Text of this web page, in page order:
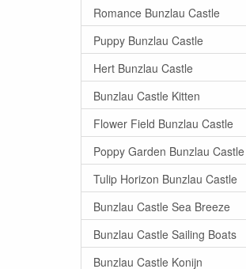
Romance Bunzlau Castle
Puppy Bunzlau Castle
Hert Bunzlau Castle
Bunzlau Castle Kitten
Flower Field Bunzlau Castle
Poppy Garden Bunzlau Castle
Tulip Horizon Bunzlau Castle
Bunzlau Castle Sea Breeze
Bunzlau Castle Sailing Boats
Bunzlau Castle Konijn